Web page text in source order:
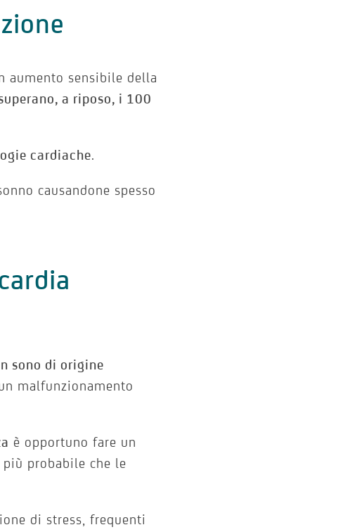
aumento sensibile della
a riposo, i 100
cardiache.
causandone spesso
sono di origine
malfunzionamento
è opportuno fare un
probabile che le
di stress, frequenti